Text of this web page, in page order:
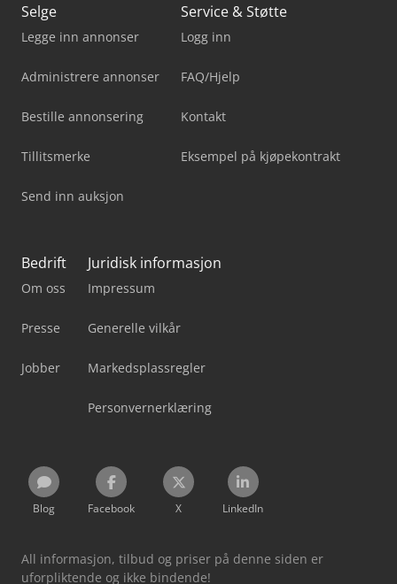
Selge
Legge inn annonser
Administrere annonser
Bestille annonsering
Tillitsmerke
Send inn auksjon
Service & Støtte
Logg inn
FAQ/Hjelp
Kontakt
Eksempel på kjøpekontrakt
Bedrift
Om oss
Presse
Jobber
Juridisk informasjon
Impressum
Generelle vilkår
Markedsplassregler
Personvernerklæring
Blog Facebook X LinkedIn
All informasjon, tilbud og priser på denne siden er
uforpliktende og ikke bindende!